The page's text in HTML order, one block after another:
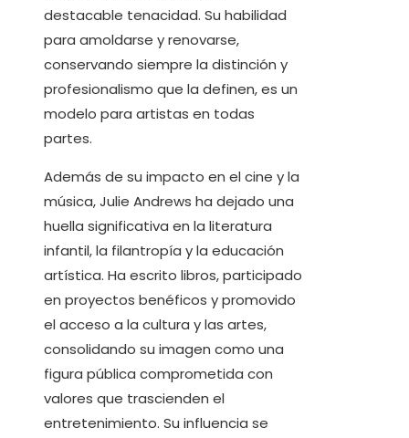
destacable tenacidad. Su habilidad
para amoldarse y renovarse,
conservando siempre la distinción y
profesionalismo que la definen, es un
modelo para artistas en todas
partes.
Además de su impacto en el cine y la
música, Julie Andrews ha dejado una
huella significativa en la literatura
infantil, la filantropía y la educación
artística. Ha escrito libros, participado
en proyectos benéficos y promovido
el acceso a la cultura y las artes,
consolidando su imagen como una
figura pública comprometida con
valores que trascienden el
entretenimiento. Su influencia se